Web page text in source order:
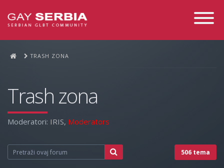
Toggle
TRASH ZONA
Trash zona
Moderatori: IRIS, Moderators
506 tema